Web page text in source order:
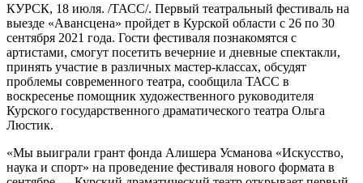
КУРСК, 18 июля. /ТАСС/. Первый театральный фестиваль на
выезде «Авансцена» пройдет в Курской области с 26 по 30
сентября 2021 года. Гости фестиваля познакомятся с
артистами, смогут посетить вечерние и дневные спектакли,
принять участие в различных мастер-классах, обсудят
проблемы современного театра, сообщила ТАСС в
воскресенье помощник художественного руководителя
Курского государственного драматического театра Ольга
Люстик.
«Мы выиграли грант фонда Алишера Усманова «Искусство,
наука и спорт» на проведение фестиваля нового формата в